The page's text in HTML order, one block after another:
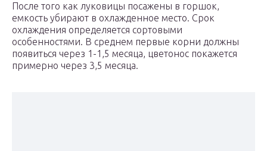
После того как луковицы посажены в горшок,
емкость убирают в охлажденное место. Срок
охлаждения определяется сортовыми
особенностями. В среднем первые корни должны
появиться через 1-1,5 месяца, цветонос покажется
примерно через 3,5 месяца.